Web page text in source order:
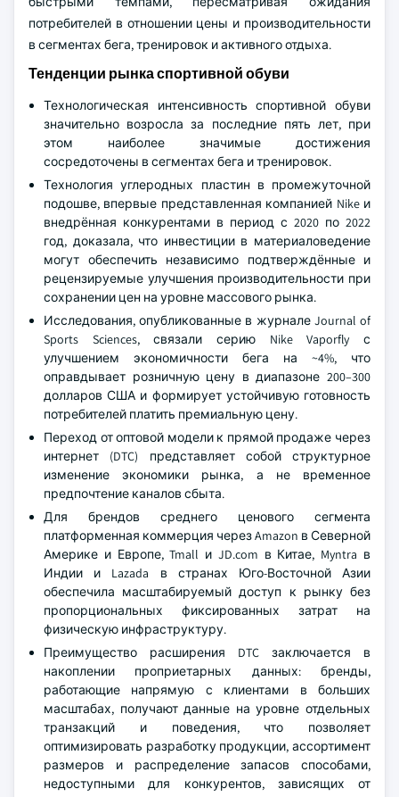
потребителей в отношении цены и производительности
в сегментах бега, тренировок и активного отдыха.
Тенденции рынка спортивной обуви
Технологическая интенсивность спортивной обуви
значительно возросла за последние пять лет, при
этом наиболее значимые достижения
сосредоточены в сегментах бега и тренировок.
Технология углеродных пластин в промежуточной
подошве, впервые представленная компанией Nike и
внедрённая конкурентами в период с 2020 по 2022
год, доказала, что инвестиции в материаловедение
могут обеспечить независимо подтверждённые и
рецензируемые улучшения производительности при
сохранении цен на уровне массового рынка.
Исследования, опубликованные в журнале Journal of
Sports Sciences, связали серию Nike Vaporfly с
улучшением экономичности бега на ~4%, что
оправдывает розничную цену в диапазоне 200–300
долларов США и формирует устойчивую готовность
потребителей платить премиальную цену.
Переход от оптовой модели к прямой продаже через
интернет (DTC) представляет собой структурное
изменение экономики рынка, а не временное
предпочтение каналов сбыта.
Для брендов среднего ценового сегмента
платформенная коммерция через Amazon в Северной
Америке и Европе, Tmall и JD.com в Китае, Myntra в
Индии и Lazada в странах Юго-Восточной Азии
обеспечила масштабируемый доступ к рынку без
пропорциональных фиксированных затрат на
физическую инфраструктуру.
Преимущество расширения DTC заключается в
накоплении проприетарных данных: бренды,
работающие напрямую с клиентами в больших
масштабах, получают данные на уровне отдельных
транзакций и поведения, что позволяет
оптимизировать разработку продукции, ассортимент
размеров и распределение запасов способами,
недоступными для конкурентов, зависящих от